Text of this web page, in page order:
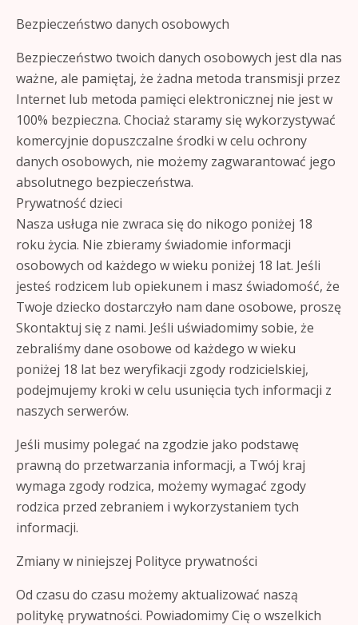
Bezpieczeństwo danych osobowych
Bezpieczeństwo twoich danych osobowych jest dla nas
ważne, ale pamiętaj, że żadna metoda transmisji przez
Internet lub metoda pamięci elektronicznej nie jest w
100% bezpieczna. Chociaż staramy się wykorzystywać
komercyjnie dopuszczalne środki w celu ochrony
danych osobowych, nie możemy zagwarantować jego
absolutnego bezpieczeństwa.
Prywatność dzieci
Nasza usługa nie zwraca się do nikogo poniżej 18
roku życia. Nie zbieramy świadomie informacji
osobowych od każdego w wieku poniżej 18 lat. Jeśli
jesteś rodzicem lub opiekunem i masz świadomość, że
Twoje dziecko dostarczyło nam dane osobowe, proszę
Skontaktuj się z nami. Jeśli uświadomimy sobie, że
zebraliśmy dane osobowe od każdego w wieku
poniżej 18 lat bez weryfikacji zgody rodzicielskiej,
podejmujemy kroki w celu usunięcia tych informacji z
naszych serwerów.
Jeśli musimy polegać na zgodzie jako podstawę
prawną do przetwarzania informacji, a Twój kraj
wymaga zgody rodzica, możemy wymagać zgody
rodzica przed zebraniem i wykorzystaniem tych
informacji.
Zmiany w niniejszej Polityce prywatności
Od czasu do czasu możemy aktualizować naszą
politykę prywatności. Powiadomimy Cię o wszelkich